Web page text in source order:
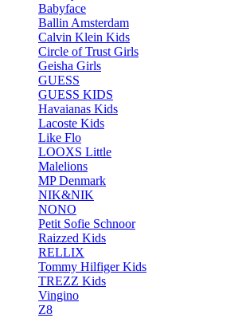
Babyface
Ballin Amsterdam
Calvin Klein Kids
Circle of Trust Girls
Geisha Girls
GUESS
GUESS KIDS
Havaianas Kids
Lacoste Kids
Like Flo
LOOXS Little
Malelions
MP Denmark
NIK&NIK
NONO
Petit Sofie Schnoor
Raizzed Kids
RELLIX
Tommy Hilfiger Kids
TREZZ Kids
Vingino
Z8